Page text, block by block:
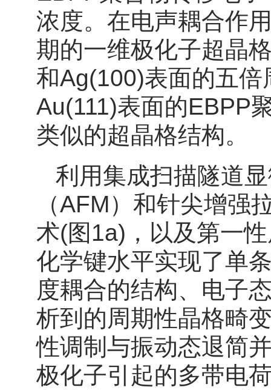
浓度。在电声耦合作
期的一维极化子超晶
和Ag(100)表面的五
Au(111)表面的EBPP
类似的超晶格结构。
利用集成扫描隧道
（AFM）和针尖增强
术(图1a)，以及第一
化学键水平实现了单
度耦合的结构、电子
析到的周期性晶格畸
性调制与振动态退简
极化子引起的多带电